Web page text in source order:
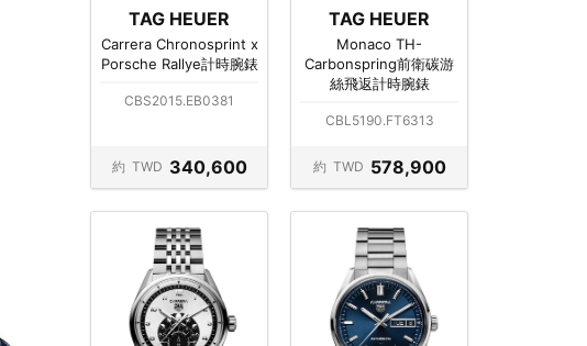
TAG HEUER
Carrera Chronosprint x
Porsche Rallye計時腕錶
CBS2015.EB0381
約 TWD 340,600
TAG HEUER
Monaco TH-
Carbonspring前衛碳游
絲飛返計時腕錶
CBL5190.FT6313
約 TWD 578,900